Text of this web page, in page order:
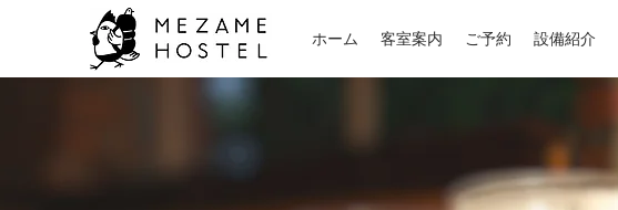
ホーム 客室案内 ご予約 設備紹介